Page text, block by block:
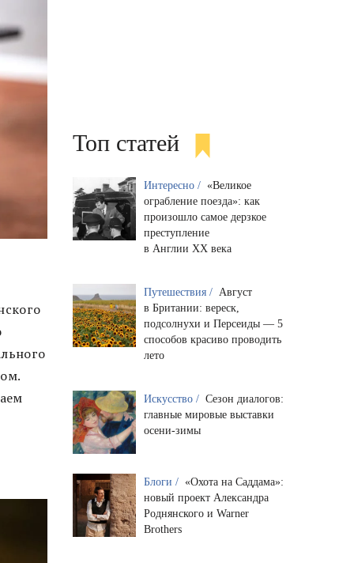
Топ статей
Интересно / «Великое
ограбление поезда»: как
произошло самое дерзкое
преступление
в Англии XX века
Путешествия / Август
в Британии: вереск,
подсолнухи и Персеиды — 5
способов красиво проводить
лето
Искусство / Сезон диалогов:
главные мировые выставки
осени-зимы
Блоги / «Охота на Саддама»:
новый проект Александра
Роднянского и Warner
Brothers